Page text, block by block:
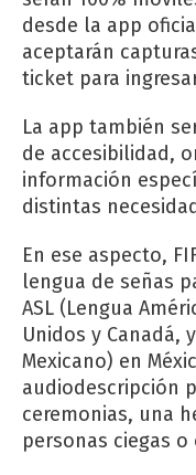
desde la app
aceptarán
ticket para
La app también
de accesibilidad,
información
distintas
En ese aspecto,
lengua de señas
ASL (Lengua
Unidos y Canadá,
Mexicano) en
audiodescripción
ceremonias, una
personas ciegas